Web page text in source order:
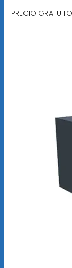
PRECIO GRATUITO